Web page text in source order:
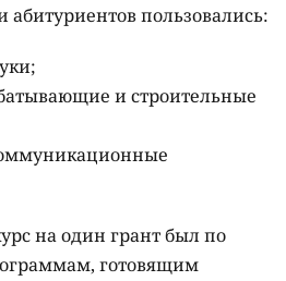
абитуриентов пользовались:
и строительные
на один грант был по
готовящим